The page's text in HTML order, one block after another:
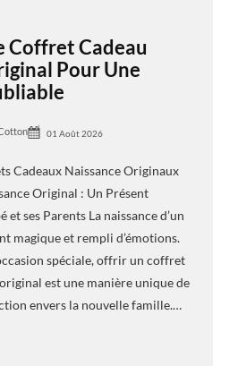
Coffret Cadeau
Pour Une
01 Août 2026
Cadeaux Naissance Originaux
Original : Un Présent
ses Parents La naissance d’un
magique et rempli d’émotions.
spéciale, offrir un coffret
est une manière unique de
envers la nouvelle famille.…